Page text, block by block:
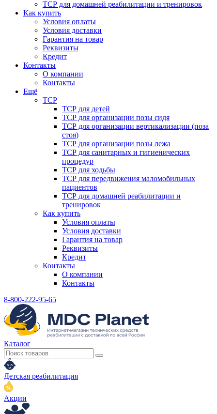
ТСР для домашней реабилитации и тренировок
Как купить
Условия оплаты
Условия доставки
Гарантия на товар
Реквизиты
Кредит
Контакты
О компании
Контакты
Ещё
ТСР
ТСР для детей
ТСР для организации позы сидя
ТСР для организации вертикализации (поза
стоя)
ТСР для организации позы лежа
ТСР для санитарных и гигиенических
процедур
ТСР для ходьбы
ТСР для передвижения маломобильных
пациентов
ТСР для домашней реабилитации и
тренировок
Как купить
Условия оплаты
Условия доставки
Гарантия на товар
Реквизиты
Кредит
Контакты
О компании
Контакты
8-800-222-95-65
Каталог
Детская реабилитация
Акции